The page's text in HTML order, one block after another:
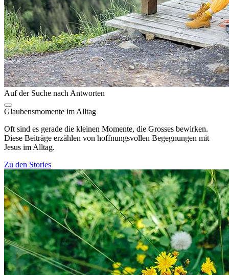
Auf der Suche nach Antworten
Glaubensmomente im Alltag
Oft sind es gerade die kleinen Momente, die Grosses bewirken.
Diese Beiträge erzählen von hoffnungsvollen Begegnungen mit
Jesus im Alltag.
Zu den Stories